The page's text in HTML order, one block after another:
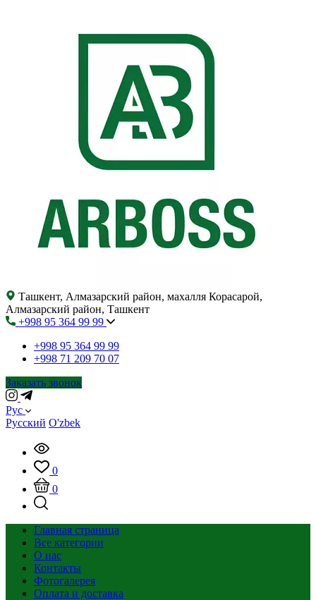
Ташкент, Алмазарский район, махалля Корасарой,
Алмазарский район, Ташкент
+998 95 364 99 99
+998 95 364 99 99
+998 71 209 70 07
Заказать звонок
Рус
Русский O'zbek
0
0
Главная страница
Все категории
О нас
Контакты
Фотогалерея
Оплата и доставка